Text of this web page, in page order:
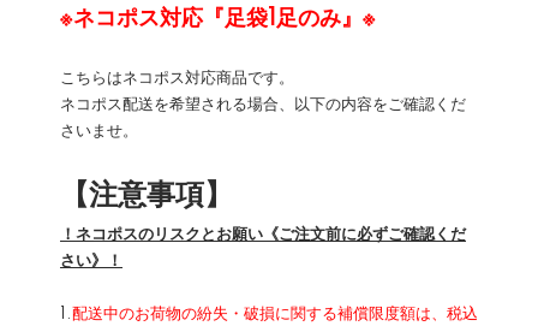
※ネコポス対応『足袋1足のみ』※
こちらはネコポス対応商品です。
ネコポス配送を希望される場合、以下の内容をご確認くだ
さいませ。
【注意事項】
！ネコポスのリスクとお願い《ご注文前に必ずご確認くだ
さい》！
1.配送中のお荷物の紛失・破損に関する補償限度額は、税込